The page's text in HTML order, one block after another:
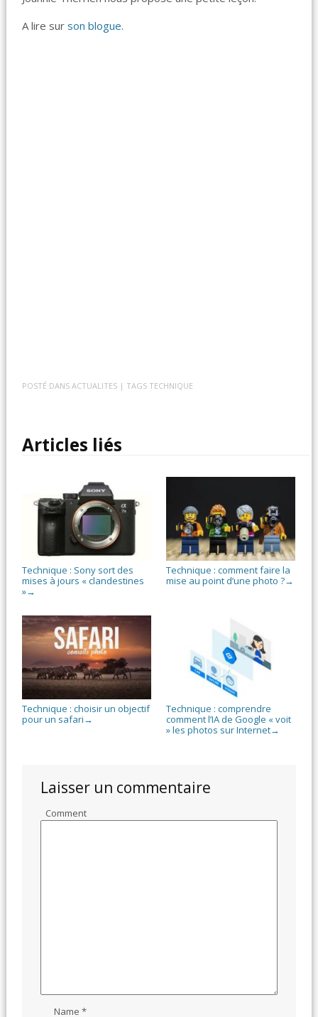
A lire surson blogue.
POSTÉ DANSACTUALITES | TAGS TECHNIQUE
Articles liés
Technique : Sony sort des
mises à jours « clandestines
»→
Technique : comment faire la
mise au point d’une photo ?→
Technique : choisir un objectif
pour un safari →
Technique : comprendre
comment l’IA de Google « voit
» les photos sur Internet→
Laisser un commentaire
Comment
Name*